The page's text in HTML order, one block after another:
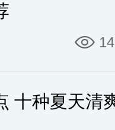
十种夏天清